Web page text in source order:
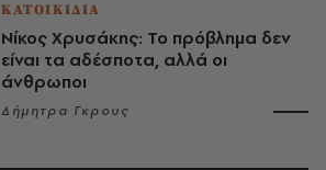
ΚΑΤΟΙΚΙΔΙΑ
Νίκος Χρυσάκης: Το πρόβλημα δεν
είναι τα αδέσποτα, αλλά οι
άνθρωποι
Δήμητρα Γκρους